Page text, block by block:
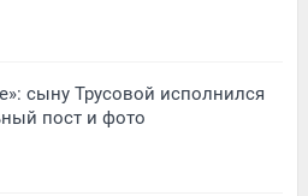
сыну Трусовой исполнился
пост и фото